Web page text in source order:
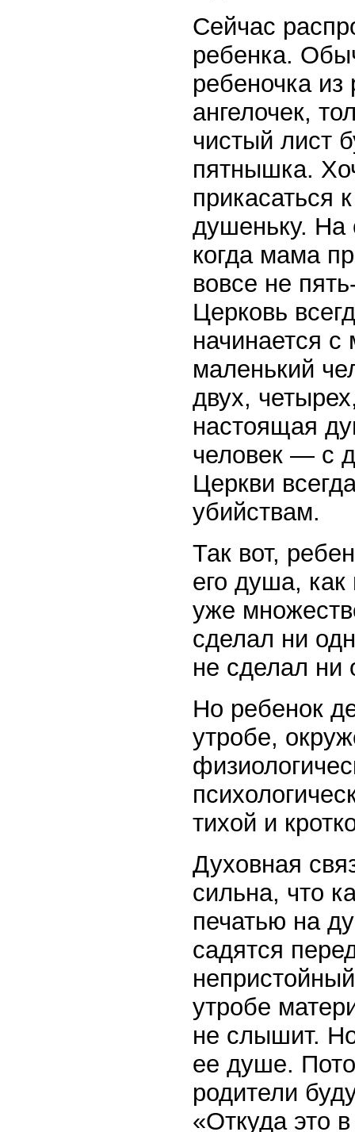
Сейчас
ребенка.
ребеночка
ангелочек,
чистый лист
пятнышка.
прикасаться
душеньку. На
когда мама
вовсе не
Церковь
начинается
маленький
двух,
настоящая
человек — с
Церкви
убийствам.
Так вот,
его душа, как
уже
сделал ни
не сделал ни
Но ребенок
утробе,
тихой и
Духовная
сильна, что
печатью на
садятся
утробе
не слышит. Но
ее душе.
родители
«Откуда это